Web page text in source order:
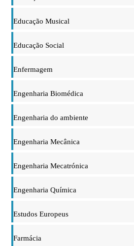
Educação Musical
Educação Social
Enfermagem
Engenharia Biomédica
Engenharia do ambiente
Engenharia Mecânica
Engenharia Mecatrónica
Engenharia Química
Estudos Europeus
Farmácia